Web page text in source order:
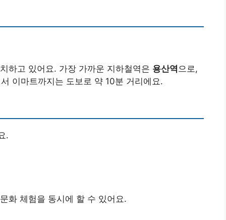
하고 있어요. 가장 가까운 지하철역은 용산역으로,
이마트까지는 도보로 약 10분 거리에요.
.
화 체험을 동시에 할 수 있어요.